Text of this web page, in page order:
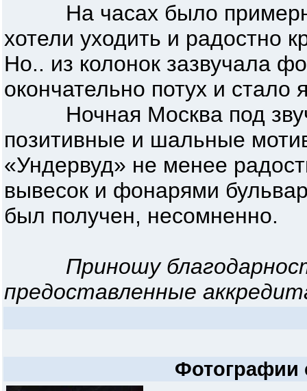
На часах было примерно
хотели уходить и радостно
Но.. из колонок зазвучала
окончательно потух и стало
Ночная Москва под
позитивные и шальные
«Ундервуд» не менее
вывесок и фонарями
был получен, несомненно.
Приношу
предоставленные
Фотографии